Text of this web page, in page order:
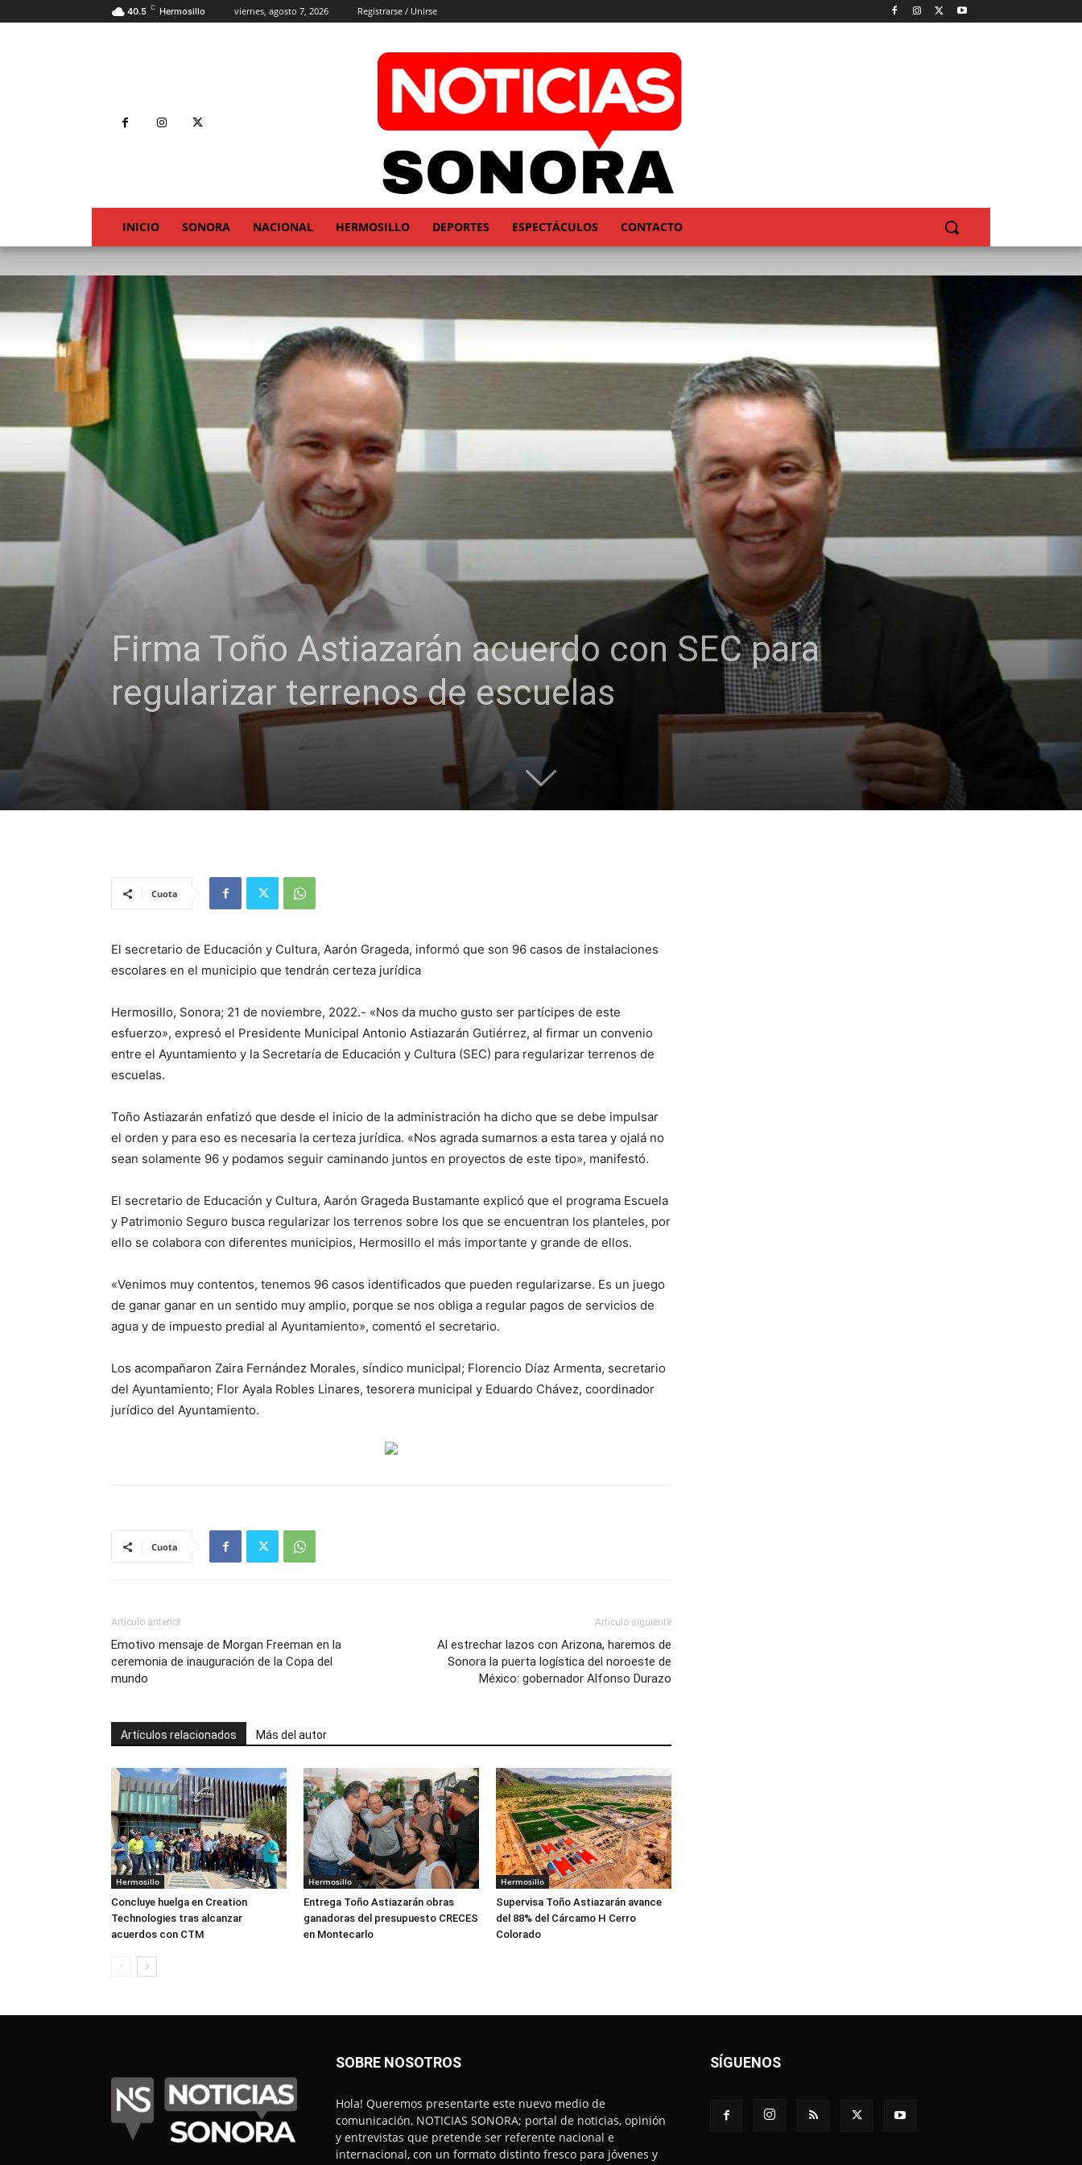
40.5 C Hermosillo viernes, agosto 7, 2026 Registrarse / Unirse
INICIO SONORA NACIONAL HERMOSILLO DEPORTES ESPECTÁCULOS CONTACTO
Firma Toño Astiazarán acuerdo con SEC para
regularizar terrenos de escuelas
Cuota
El secretario de Educación y Cultura, Aarón Grageda, informó que son 96 casos de instalaciones
escolares en el municipio que tendrán certeza jurídica
Hermosillo, Sonora; 21 de noviembre, 2022.- «Nos da mucho gusto ser partícipes de este
esfuerzo», expresó el Presidente Municipal Antonio Astiazarán Gutiérrez, al firmar un convenio
entre el Ayuntamiento y la Secretaría de Educación y Cultura (SEC) para regularizar terrenos de
escuelas.
Toño Astiazarán enfatizó que desde el inicio de la administración ha dicho que se debe impulsar
el orden y para eso es necesaria la certeza jurídica. «Nos agrada sumarnos a esta tarea y ojalá no
sean solamente 96 y podamos seguir caminando juntos en proyectos de este tipo», manifestó.
El secretario de Educación y Cultura, Aarón Grageda Bustamante explicó que el programa Escuela
y Patrimonio Seguro busca regularizar los terrenos sobre los que se encuentran los planteles, por
ello se colabora con diferentes municipios, Hermosillo el más importante y grande de ellos.
«Venimos muy contentos, tenemos 96 casos identificados que pueden regularizarse. Es un juego
de ganar ganar en un sentido muy amplio, porque se nos obliga a regular pagos de servicios de
agua y de impuesto predial al Ayuntamiento», comentó el secretario.
Los acompañaron Zaira Fernández Morales, síndico municipal; Florencio Díaz Armenta, secretario
del Ayuntamiento; Flor Ayala Robles Linares, tesorera municipal y Eduardo Chávez, coordinador
jurídico del Ayuntamiento.
Cuota
Artículo anterior
Emotivo mensaje de Morgan Freeman en la
ceremonia de inauguración de la Copa del
mundo
Artículo siguiente
Al estrechar lazos con Arizona, haremos de
Sonora la puerta logística del noroeste de
México: gobernador Alfonso Durazo
Artículos relacionados Más del autor
Hermosillo
Concluye huelga en Creation
Technologies tras alcanzar
acuerdos con CTM
Hermosillo
Entrega Toño Astiazarán obras
ganadoras del presupuesto CRECES
en Montecarlo
Hermosillo
Supervisa Toño Astiazarán avance
del 88% del Cárcamo H Cerro
Colorado
SOBRE NOSOTROS
Hola! Queremos presentarte este nuevo medio de
comunicación, NOTICIAS SONORA; portal de noticias, opinión
y entrevistas que pretende ser referente nacional e
internacional, con un formato distinto fresco para jóvenes y
SÍGUENOS